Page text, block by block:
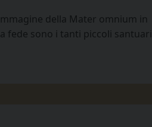
della Mater omnium in
fede sono i tanti piccoli santuari